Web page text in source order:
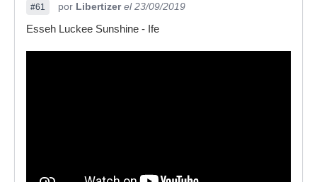
#61 por Libertizer el 23/09/2019
Esseh Luckee Sunshine - Ife